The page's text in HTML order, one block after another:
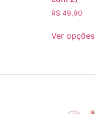
R$ 49,90
Ver opções